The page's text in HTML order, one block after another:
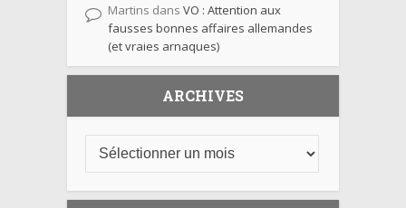
Martins dans VO : Attention aux
fausses bonnes affaires allemandes
(et vraies arnaques)
ARCHIVES